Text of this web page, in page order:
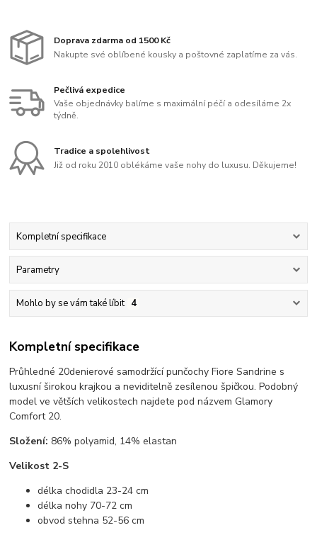
Doprava zdarma od 1500 Kč
Nakupte své oblíbené kousky a poštovné zaplatíme za vás.
Pečlivá expedice
Vaše objednávky balíme s maximální péčí a odesíláme 2x
týdně.
Tradice a spolehlivost
Již od roku 2010 oblékáme vaše nohy do luxusu. Děkujeme!
Kompletní specifikace
Parametry
Mohlo by se vám také líbit 4
Kompletní specifikace
Průhledné 20denierové samodržící punčochy Fiore Sandrine s
luxusní širokou krajkou a neviditelně zesílenou špičkou. Podobný
model ve větších velikostech najdete pod názvem Glamory
Comfort 20.
Složení: 86% polyamid, 14% elastan
Velikost 2-S
délka chodidla 23-24 cm
délka nohy 70-72 cm
obvod stehna 52-56 cm